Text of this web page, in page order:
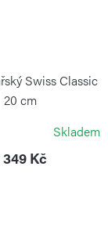
Swiss Classic
20 cm
Skladem
349 Kč